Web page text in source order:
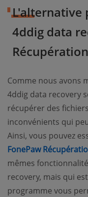
L'alternative
4ddig data
Comme nous avons
4ddig data recovery
récupérer des
inconvénients qui
Ainsi, vous pouvez
FonePaw
mêmes
recovery, mais qui
programme vous